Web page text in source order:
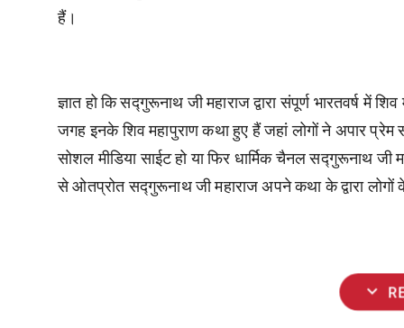
हैं।
ज्ञात हो कि सद्गुरूनाथ जी महाराज द्वारा संपूर्ण भारतवर्ष में
जगह इनके शिव महापुराण कथा हुए हैं जहां लोगों ने अपार
सोशल मीडिया साईट हो या फिर धार्मिक चैनल सद्गुरूनाथ
से ओतप्रोत सद्गुरूनाथ जी महाराज अपने कथा के द्वारा
expand_more